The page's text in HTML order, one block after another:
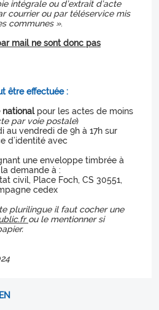
intégrale ou d’extrait d’acte
courrier ou par téléservice mis
communes ».
mail ne sont donc pas
être effectuée :
nationalpour les actes de moins
par voie postale)
au vendredi de 9h à 17h sur
d’identité avec
une enveloppe timbrée à
demande à :
civil, Place Foch, CS 30551,
cedex
plurilingue il faut cocher une
ou le mentionner si